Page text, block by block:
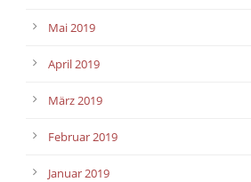
Mai 2019
April 2019
März 2019
Februar 2019
Januar 2019